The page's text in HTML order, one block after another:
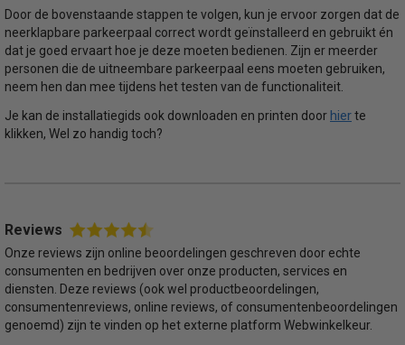
Door de bovenstaande stappen te volgen, kun je ervoor zorgen dat de
neerklapbare parkeerpaal correct wordt geïnstalleerd en gebruikt én
dat je goed ervaart hoe je deze moeten bedienen. Zijn er meerder
personen die de uitneembare parkeerpaal eens moeten gebruiken,
neem hen dan mee tijdens het testen van de functionaliteit.
Je kan de installatiegids ook downloaden en printen doorhierte
klikken, Wel zo handig toch?
Reviews
Onze reviews zijn online beoordelingen geschreven door echte
consumenten en bedrijven over onze producten, services en
diensten. Deze reviews (ook wel productbeoordelingen,
consumentenreviews, online reviews, of consumentenbeoordelingen
genoemd) zijn te vinden op het externe platform Webwinkelkeur.